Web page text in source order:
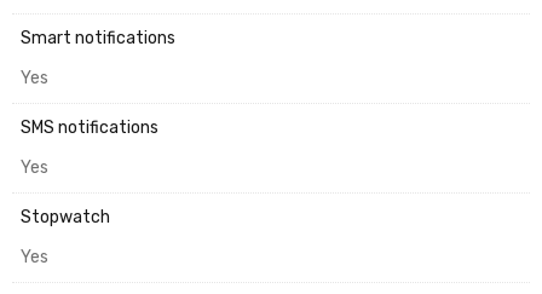
Smart notifications
Yes
SMS notifications
Yes
Stopwatch
Yes